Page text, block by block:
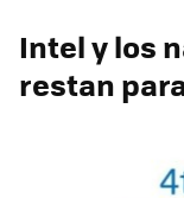
Intel y los
restan